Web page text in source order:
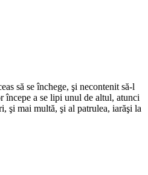
să se închege, şi necontenit să-l
începe a se lipi unul de altul, atunci
şi mai multă, şi al patrulea, iarăşi la